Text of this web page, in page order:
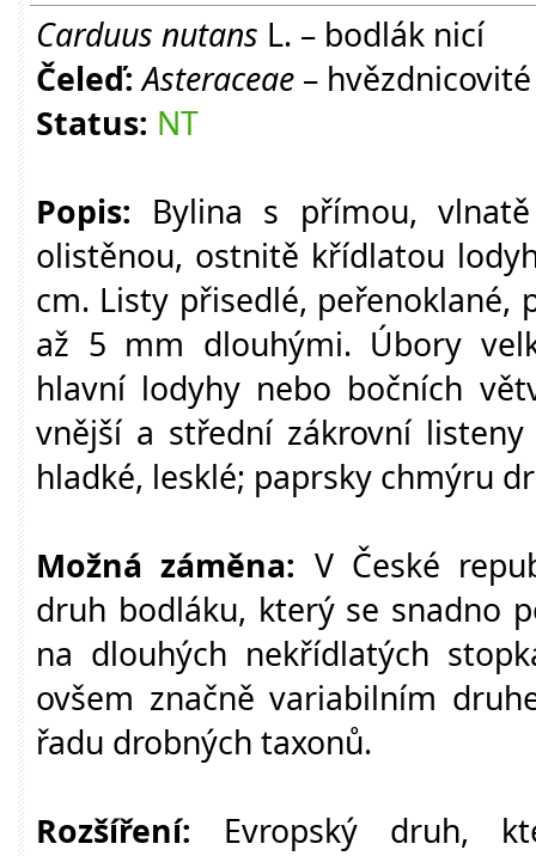
Carduus nutans L. – bodlák nicí
Čeleď: Asteraceae – hvězdnicovité
Status: NT
Popis: Bylina s přímou,
olistěnou, ostnitě křídlatou
cm. Listy přisedlé, peřenoklané,
až 5 mm dlouhými. Úbory
hlavní lodyhy nebo bočních
vnější a střední zákrovní
hladké, lesklé; paprsky chmýru
Možná záměna: V České
druh bodláku, který se snadno
na dlouhých nekřídlatých
ovšem značně variabilním
řadu drobných taxonů.
Rozšíření: Evropský druh,